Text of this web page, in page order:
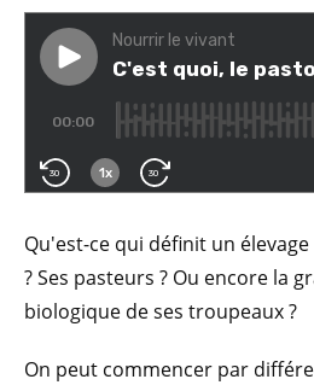
Qu'est-ce qui définit un
? Ses pasteurs ? Ou encore la
biologique de ses troupeaux ?
On peut commencer par